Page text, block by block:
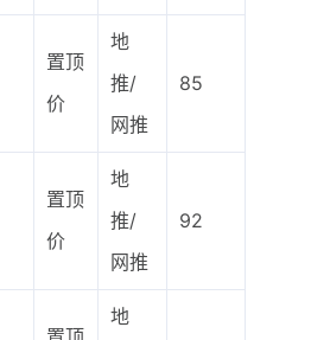
置顶
价
地
推/
网推
85
置顶
价
地
推/
网推
92
地